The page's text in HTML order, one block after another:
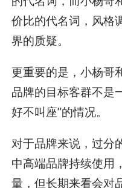
价比的代名词，风格
界的质疑。
更重要的是，小杨哥
品牌的目标客群不是
好不叫座”的情况。
对于品牌来说，过分
中高端品牌持续使用
量，但长期来看会对